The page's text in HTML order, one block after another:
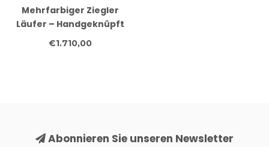
Mehrfarbiger Ziegler
Läufer – Handgeknüpft
– 301 x 076 cm – Wolle
€1.710,00
Abonnieren Sie unseren Newsletter